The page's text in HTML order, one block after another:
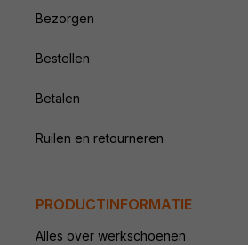
Bezorgen
Bestellen
Betalen
Ruilen en retourneren
PRODUCTINFORMATIE
Alles over werkschoenen